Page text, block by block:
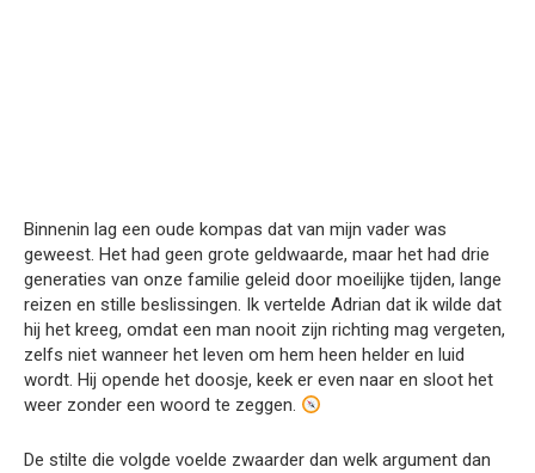
Binnenin lag een oude kompas dat van mijn vader was
geweest. Het had geen grote geldwaarde, maar het had drie
generaties van onze familie geleid door moeilijke tijden, lange
reizen en stille beslissingen. Ik vertelde Adrian dat ik wilde dat
hij het kreeg, omdat een man nooit zijn richting mag vergeten,
zelfs niet wanneer het leven om hem heen helder en luid
wordt. Hij opende het doosje, keek er even naar en sloot het
weer zonder een woord te zeggen.
De stilte die volgde voelde zwaarder dan welk argument dan